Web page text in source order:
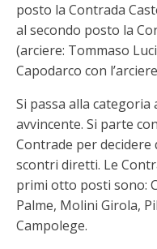
posto la Contrada
al secondo posto la
(arciere: Tommaso
Capodarco con
Si passa alla
avvincente. Si parte
Contrade per
scontri diretti. Le
primi otto posti sono:
Palme, Molini Girola,
Campolege.